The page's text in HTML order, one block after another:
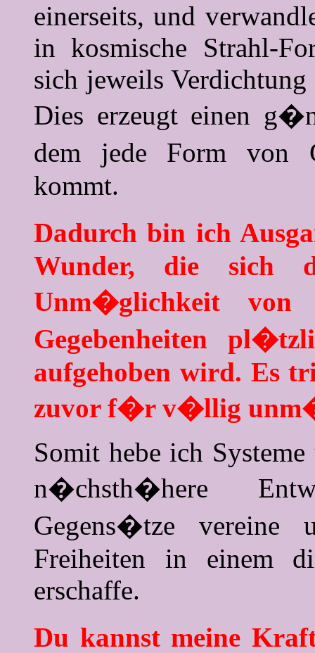
einerseits, und
in kosmische Strahl-
sich jeweils
Dies erzeugt einen
dem jede Form von
kommt.
Dadurch bin ich
Wunder, die sich
Unm�glichkeit von
Gegebenheiten
aufgehoben wird. Es
zuvor f�r v�llig
Somit hebe ich
n�chsth�here
Gegens�tze
Freiheiten in einem
erschaffe.
Du kannst meine